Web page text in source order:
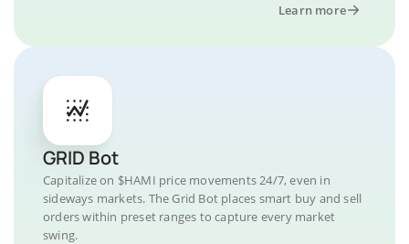
Learn more
GRID Bot
Capitalize on $HAMI price movements 24/7, even in
sideways markets. The Grid Bot places smart buy and sell
orders within preset ranges to capture every market
swing.